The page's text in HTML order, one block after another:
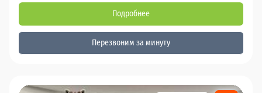
Подробнее
Перезвоним за минуту